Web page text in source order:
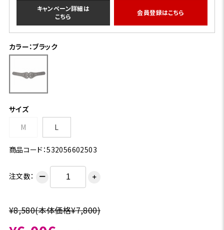
キャンペーン詳細は
こちら
会員登録はこちら
カラー：ブラック
サイズ
M
L
商品コード：532056602503
注文数： ー ＋
¥8,580(本体価格¥7,800)